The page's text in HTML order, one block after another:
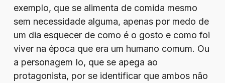
exemplo, que se alimenta de comida mesmo
sem necessidade alguma, apenas por medo de
um dia esquecer de como é o gosto e como foi
viver na época que era um humano comum. Ou
a personagem Io, que se apega ao
protagonista, por se identificar que ambos não